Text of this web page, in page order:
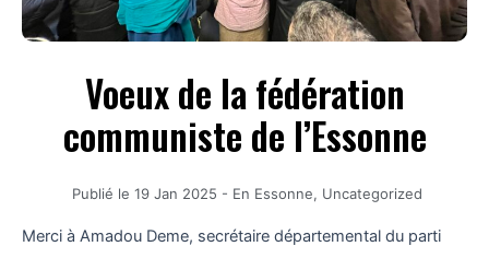
Voeux de la fédération
communiste de l’Essonne
Publié le 19 Jan 2025 - En Essonne, Uncategorized
Merci à Amadou Deme, secrétaire départemental du parti